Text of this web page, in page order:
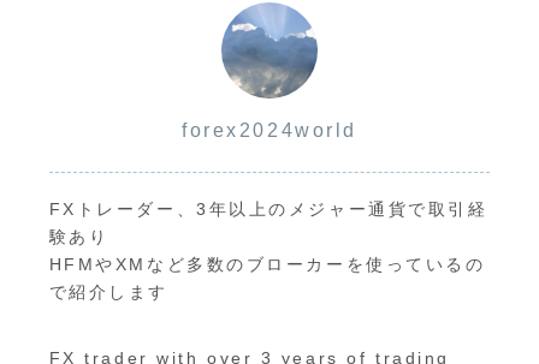
forex2024world
FXトレーダー、3年以上のメジャー通貨で取引経
験あり
HFMやXMなど多数のブローカーを使っているの
で紹介します
FX trader with over 3 years of trading